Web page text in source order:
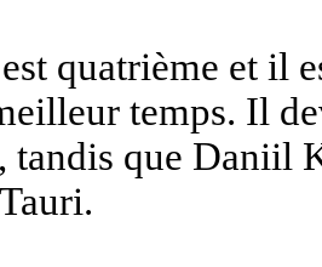
quatrième et il
temps. Il
tandis que Daniil